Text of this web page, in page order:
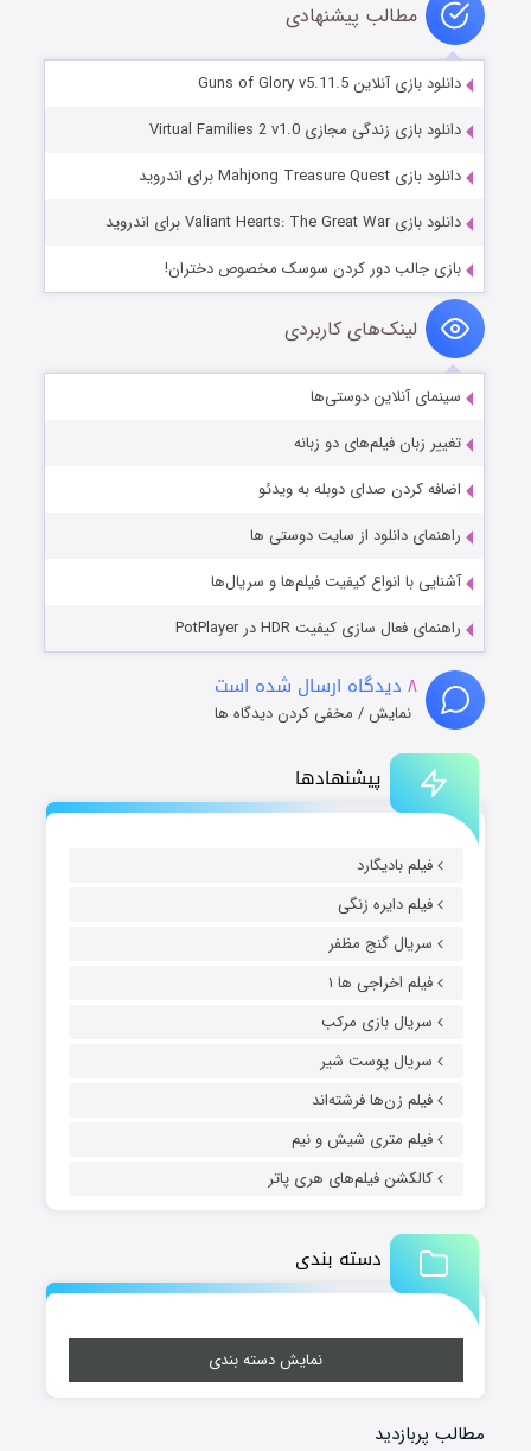
پیشنهادها
فیلم بادیگارد
فیلم دایره زنگی
سریال گنج مظفر
فیلم اخراجی ها ۱
سریال بازی مرکب
سریال پوست شیر
فیلم زن‌ها فرشته‌اند
فیلم متری شیش و نیم
کالکشن فیلم‌های هری پاتر
دسته بندی
نمایش دسته بندی
مطالب پربازدید
مطالب پیشنهادی
دانلود بازی آنلاین Guns of Glory v5.11.5
دانلود بازی زندگی مجازی Virtual Families 2 v1.0
دانلود بازی Mahjong Treasure Quest برای اندروید
دانلود بازی Valiant Hearts: The Great War برای اندروید
بازی جالب دور کردن سوسک مخصوص دختران!
لینک‌های کاربردی
سینمای آنلاین دوستی‌ها
تغییر زبان فیلم‌های دو زبانه
اضافه کردن صدای دوبله به ویدئو
راهنمای دانلود از سایت دوستی ها
آشنایی با انواع کیفیت فیلم‌ها و سریال‌ها
راهنمای فعال سازی کیفیت HDR در PotPlayer
۸ دیدگاه ارسال شده است
نمایش / مخفی کردن دیدگاه ها